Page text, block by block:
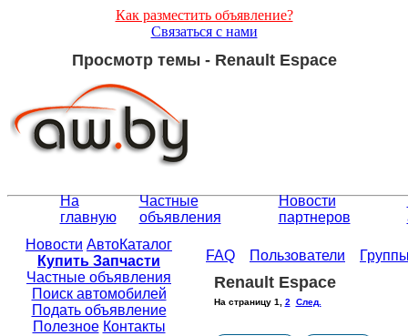
Как разместить объявление?
Связаться с нами
Просмотр темы - Renault Espace
На
главную
Частные
объявления
Новости
партнеров
Новости АвтоКаталог
Купить Запчасти
Частные объявления
Поиск автомобилей
Подать объявление
Полезное Контакты
FAQ Пользователи
Renault Espace
На страницу 1 2 След.